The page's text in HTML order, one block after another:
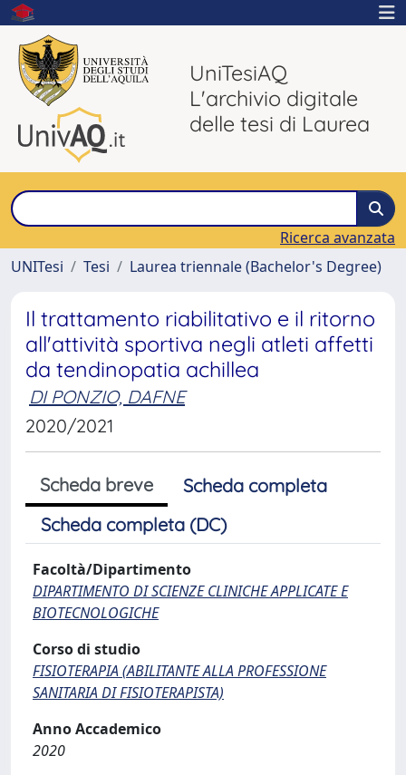
UniTesiAQ
L'archivio digitale
delle tesi di Laurea
Ricerca avanzata
UNITesi
Tesi Laurea triennale (Bachelor's Degree)
Il trattamento riabilitativo e il ritorno
all'attività sportiva negli atleti affetti
da tendinopatia achillea
DI PONZIO, DAFNE
2020/2021
Scheda breve
Scheda completa
Scheda completa (DC)
Facoltà/Dipartimento
DIPARTIMENTO DI SCIENZE CLINICHE APPLICATE E
BIOTECNOLOGICHE
Corso di studio
FISIOTERAPIA (ABILITANTE ALLA PROFESSIONE
SANITARIA DI FISIOTERAPISTA)
Anno Accademico
2020